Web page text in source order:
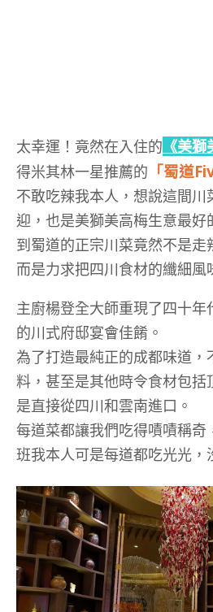
太幸運！竟然在入住的 《美獅
得米其林一星推薦的 「蜀道
不敢吃辣我本人，想說這間
迎，也是美獅美高梅生意最好
到蜀道的正宗川菜竟然不是走
而是力求把四川食材的纖細風
主廚楊登全大師重現了四十年
的川式府邸宴會佳餚。
為了打造最純正的成都味道，
料，甚至是其他時令食材包括
是直接從四川和雲南進口。
每道菜都讓我們吃得嘖嘖稱奇
班我本人可是每道都吃光光